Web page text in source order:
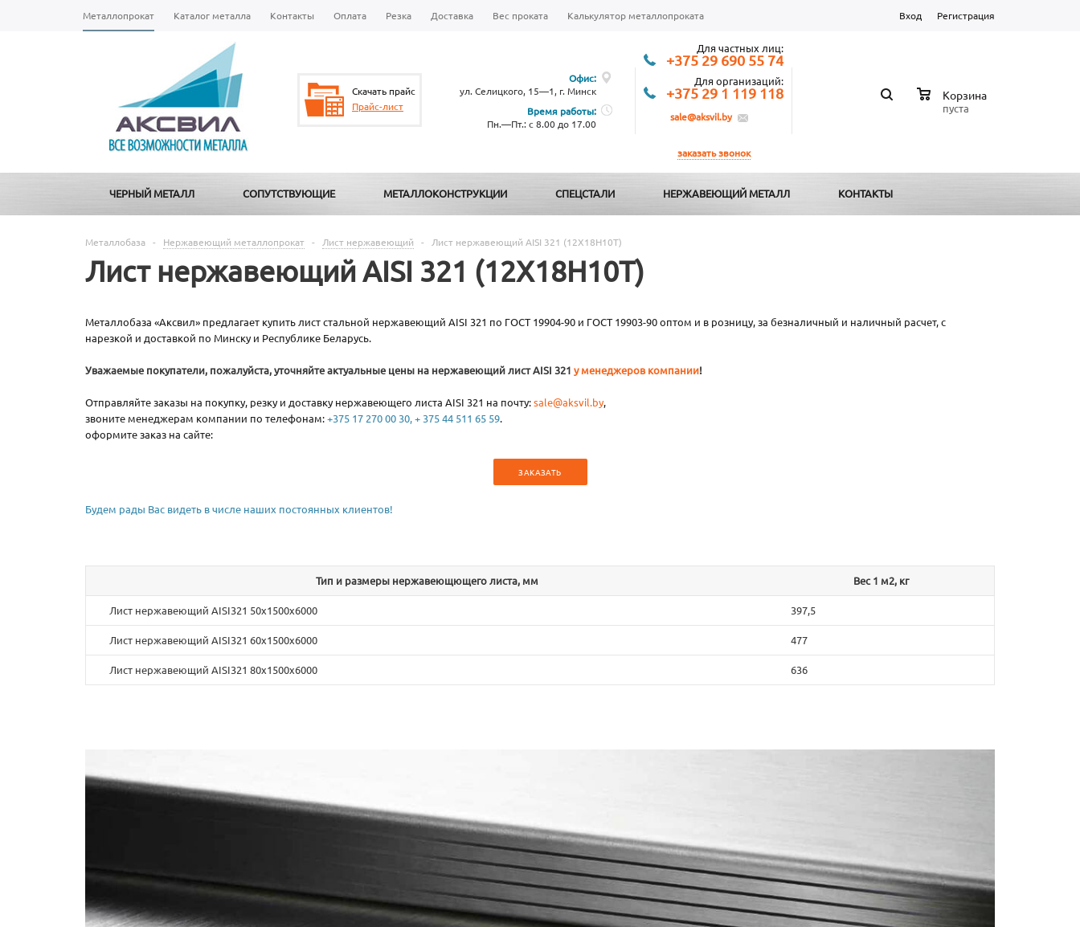
Металлопрокат Каталог металла Контакты Оплата Резка Доставка Вес проката Калькулятор металлопроката Вход Регистрация
Скачать прайс
Прайс-лист
Офис:
ул. Селицкого, 15—1, г. Минск
Время работы:
Пн.—Пт.: с 8.00 до 17.00
Для частных лиц:
+375 29 690 55 74
Для организаций:
+375 29 1 119 118
sale@aksvil.by
заказать звонок
Корзина
пуста
ЧЕРНЫЙ МЕТАЛЛ СОПУТСТВУЮЩИЕ МЕТАЛЛОКОНСТРУКЦИИ СПЕЦСТАЛИ НЕРЖАВЕЮЩИЙ МЕТАЛЛ КОНТАКТЫ
Металлобаза - Нержавеющий металлопрокат - Лист нержавеющий - Лист нержавеющий AISI 321 (12Х18Н10Т)
Лист нержавеющий AISI 321 (12Х18Н10Т)
Металлобаза «Аксвил» предлагает купить лист стальной нержавеющий AISI 321 по ГОСТ 19904-90 и ГОСТ 19903-90 оптом и в розницу, за безналичный и наличный расчет, с
нарезкой и доставкой по Минску и Республике Беларусь.
Уважаемые покупатели, пожалуйста, уточняйте актуальные цены на нержавеющий лист AISI 321 у менеджеров компании!
Отправляйте заказы на покупку, резку и доставку нержавеющего листа AISI 321 на почту:sale@aksvil.by,
звоните менеджерам компании по телефонам:+375 17 270 00 30, + 375 44 511 65 59.
оформите заказ на сайте:
ЗАКАЗАТЬ
Будем рады Вас видеть в числе наших постоянных клиентов!
Тип и размеры нержавеющющего листа, мм Вес 1 м2, кг
Лист нержавеющий AISI321 50х1500х6000 397,5
Лист нержавеющий AISI321 60х1500х6000 477
Лист нержавеющий AISI321 80х1500х6000 636